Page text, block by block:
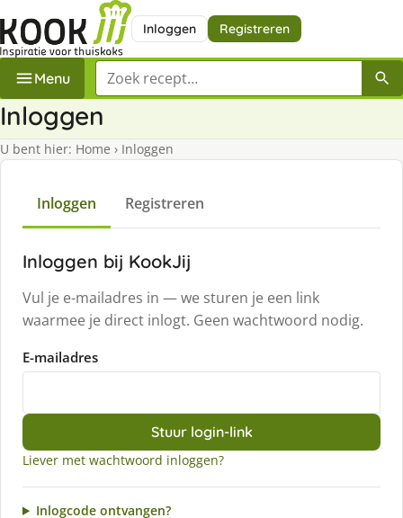
Inloggen Registreren
Menu Zoek een recept
Inloggen
U bent hier: Home › Inloggen
Inloggen Registreren
Inloggen bij KookJij
Vul je e-mailadres in — we sturen je een link
waarmee je direct inlogt. Geen wachtwoord nodig.
E-mailadres
Stuur login-link
Liever met wachtwoord inloggen?
Inlogcode ontvangen?